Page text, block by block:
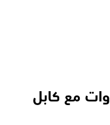
سامسونج شاحن بقوة 25 وات مع كابل